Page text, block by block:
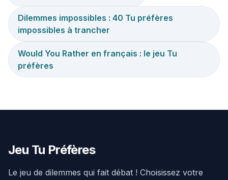
Dilemmes impossibles : 40 Tu préfères
impossibles à trancher
Would You Rather en français : le jeu Tu
préfères
Jeu Tu Préfères
Le jeu de dilemmes qui fait débat ! Choisissez votre